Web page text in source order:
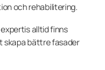
och rehabilitering.
alltid finns
skapa bättre fasader